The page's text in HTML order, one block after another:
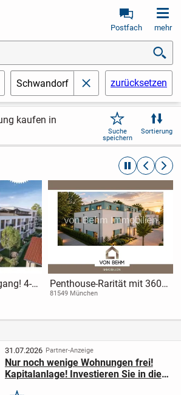
Postfach mehr
Schwandorf schließenzurücksetzen
kaufen in
Suche
speichern
Sortierung
automatische
4-
West-
Penthouse-Rarität mit 360°-
Panoramablick in München-
81549 München
31.07.2026 Partner-Anzeige
Nur noch wenige Wohnungen frei!
Kapitalanlage! Investieren Sie in die